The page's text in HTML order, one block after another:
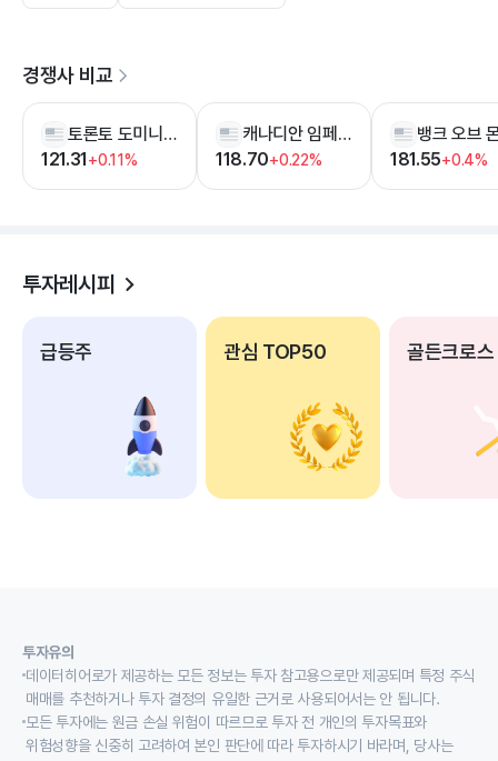
경쟁사 비교
토론토 도미니언 뱅크
121.31+0.11%
캐나디안 임페리얼 뱅크 오브 커머스
118.70+0.22% 181.55+0.4%
투자레시피
급등주 관심 TOP50 골든크로스
투자유의
데이터히어로가 제공하는 모든 정보는 투자 참고용으로만 제공되며 특정 주식
매매를 추천하거나 투자 결정의 유일한 근거로 사용되어서는 안 됩니다.
모든 투자에는 원금 손실 위험이 따르므로 투자 전 개인의 투자목표와
위험성향을 신중히 고려하여 본인 판단에 따라 투자하시기 바라며, 당사는